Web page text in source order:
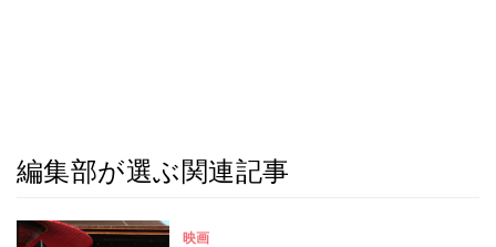
編集部が選ぶ関連記事
映画